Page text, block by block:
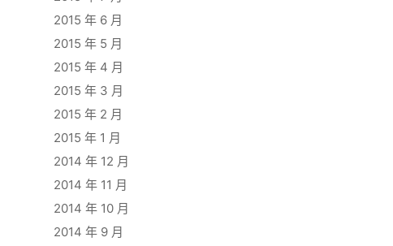
2015 年 6 月
2015 年 5 月
2015 年 4 月
2015 年 3 月
2015 年 2 月
2015 年 1 月
2014 年 12 月
2014 年 11 月
2014 年 10 月
2014 年 9 月